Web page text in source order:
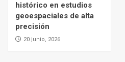
histórico en estudios
geoespaciales de alta
precisión
20 junio, 2026